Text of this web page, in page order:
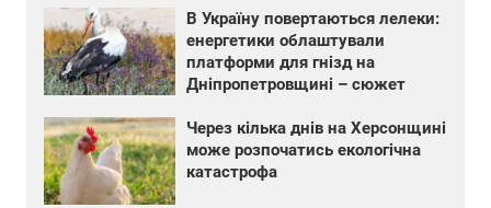
В Україну повертаються лелеки:
енергетики облаштували
платформи для гнізд на
Дніпропетровщині – сюжет
Через кілька днів на Херсонщині
може розпочатись екологічна
катастрофа